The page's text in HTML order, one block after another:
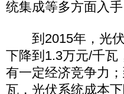
统集成等多方面入
到2015年，光伏
下降到1.3万元/千瓦
有一定经济竞争力
瓦，光伏系统成本